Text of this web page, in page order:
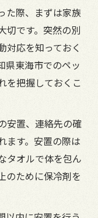
た際、まずは家族
切です。突然の別
対応を知っておく
県東海市でのペッ
を把握しておくこ
安置、連絡先の確
ます。安置の際は
タオルで体を包ん
のために保冷剤を